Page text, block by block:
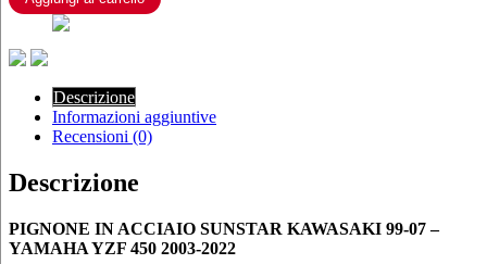
07
YAMAHA
YZF
2003-
2022
quantità
Descrizione
Informazioni aggiuntive
Recensioni (0)
Descrizione
PIGNONE IN ACCIAIO SUNSTAR KAWASAKI 99-07 –
YAMAHA YZF 450 2003-2022